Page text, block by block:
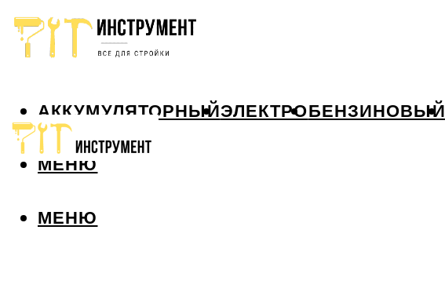
АККУМУЛЯТОРНЫЙЭЛЕКТРОБЕНЗИНОВЫЙ
МЕНЮ
МЕНЮ